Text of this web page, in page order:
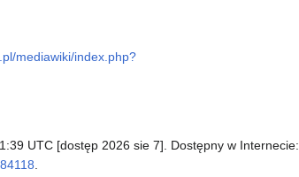
mediawiki/index.php?
UTC [dostęp 2026 sie 7]. Dostępny w Internecie: